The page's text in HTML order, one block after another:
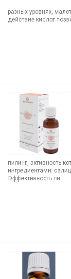
разных уровнях,
действие кислот
пилинг, активность
ингредиентами:
Эффективность пи...